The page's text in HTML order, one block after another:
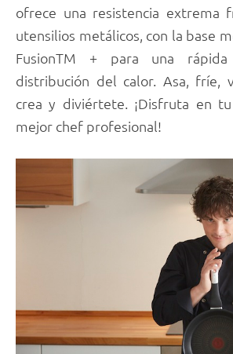
ofrece una resistencia extrema
utensilios metálicos, con la base
FusionTM + para una
distribución del calor. Asa, fríe,
crea y diviértete. ¡Disfruta en
mejor chef profesional!